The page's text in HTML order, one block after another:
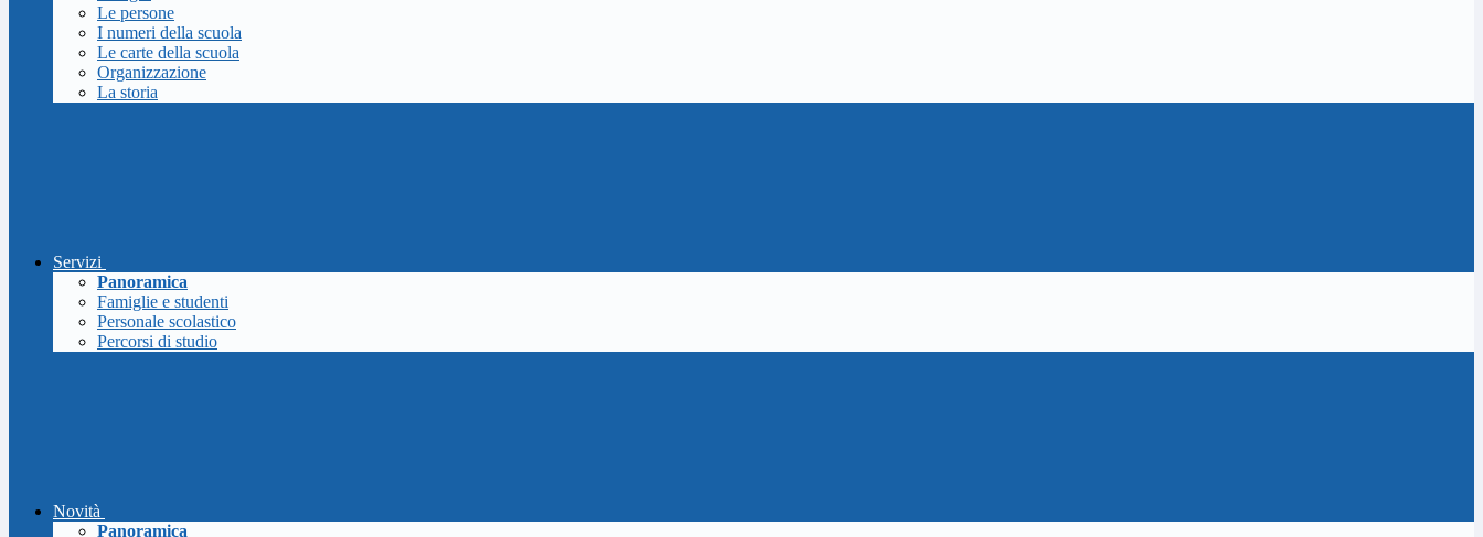
Le persone
I numeri della scuola
Le carte della scuola
Organizzazione
La storia
Servizi
Panoramica
Famiglie e studenti
Personale scolastico
Percorsi di studio
Novità
Panoramica